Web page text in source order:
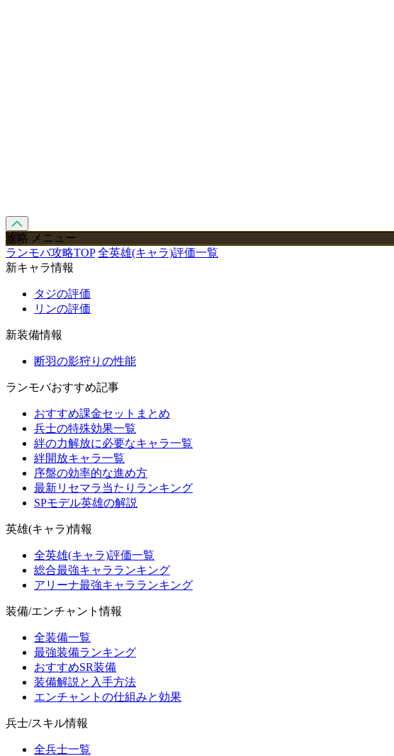
攻略 メニュー
ランモバ攻略TOP 全英雄(キャラ)評価一覧
新キャラ情報
タジの評価
リンの評価
新装備情報
断羽の影狩りの性能
ランモバおすすめ記事
おすすめ課金セットまとめ
兵士の特殊効果一覧
絆の力解放に必要なキャラ一覧
絆開放キャラ一覧
序盤の効率的な進め方
最新リセマラ当たりランキング
SPモデル英雄の解説
英雄(キャラ)情報
全英雄(キャラ)評価一覧
総合最強キャラランキング
アリーナ最強キャラランキング
装備/エンチャント情報
全装備一覧
最強装備ランキング
おすすめSR装備
装備解説と入手方法
エンチャントの仕組みと効果
兵士/スキル情報
全兵士一覧